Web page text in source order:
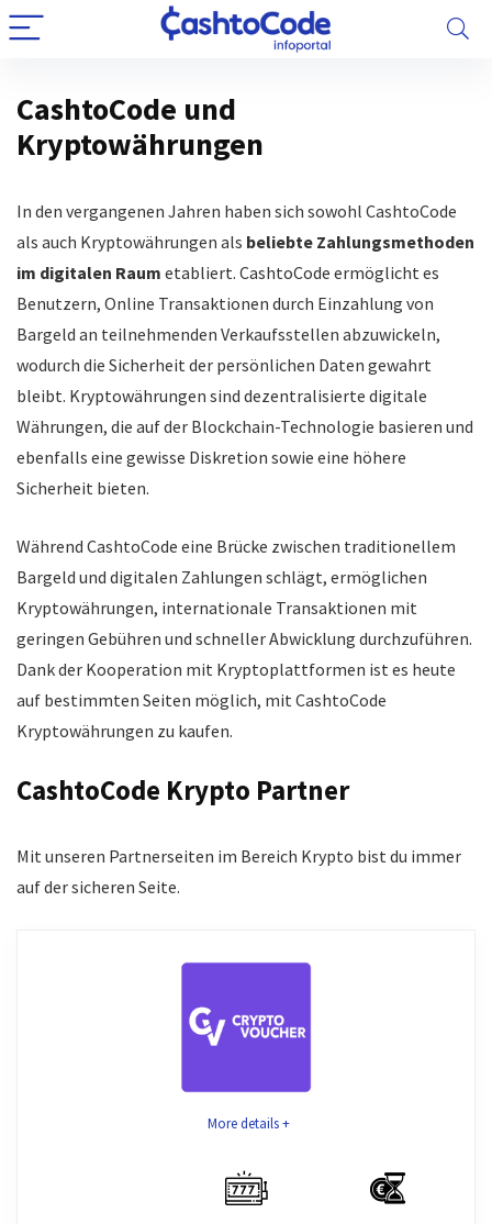
CashtoCode und
Kryptowährungen
In den vergangenen Jahren haben sich sowohl CashtoCode
als auch Kryptowährungen als beliebte Zahlungsmethoden
im digitalen Raum etabliert. CashtoCode ermöglicht es
Benutzern, Online Transaktionen durch Einzahlung von
Bargeld an teilnehmenden Verkaufsstellen abzuwickeln,
wodurch die Sicherheit der persönlichen Daten gewahrt
bleibt. Kryptowährungen sind dezentralisierte digitale
Währungen, die auf der Blockchain-Technologie basieren und
ebenfalls eine gewisse Diskretion sowie eine höhere
Sicherheit bieten.
Während CashtoCode eine Brücke zwischen traditionellem
Bargeld und digitalen Zahlungen schlägt, ermöglichen
Kryptowährungen, internationale Transaktionen mit
geringen Gebühren und schneller Abwicklung durchzuführen.
Dank der Kooperation mit Kryptoplattformen ist es heute
auf bestimmten Seiten möglich, mit CashtoCode
Kryptowährungen zu kaufen.
CashtoCode Krypto Partner
Mit unseren Partnerseiten im Bereich Krypto bist du immer
auf der sicheren Seite.
More details +